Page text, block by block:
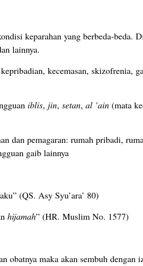
keparahan yang berbeda-beda.
lainnya.
kecemasan, skizofrenia,
iblis, jin, setan, al ’ain (mata
dan pemagaran: rumah pribadi,
gaib lainnya
(QS. Asy Syu’ara’ 80)
hijamah” (HR. Muslim No. 1577)
obatnya maka akan sembuh